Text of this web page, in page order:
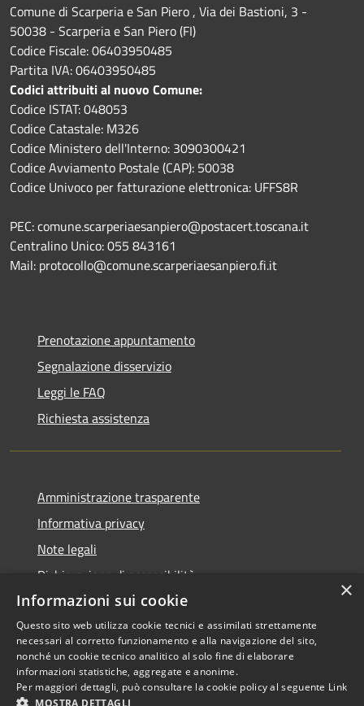
Comune di Scarperia e San Piero , Via dei Bastioni, 3 -
50038 - Scarperia e San Piero (FI)
Codice Fiscale: 06403950485
Partita IVA: 06403950485
Codici attribuiti al nuovo Comune:
Codice ISTAT: 048053
Codice Catastale: M326
Codice Ministero dell'Interno: 3090300421
Codice Avviamento Postale (CAP): 50038
Codice Univoco per fatturazione elettronica: UFFS8R
PEC: comune.scarperiaesanpiero@postacert.toscana.it
Centralino Unico: 055 843161
Mail: protocollo@comune.scarperiaesanpiero.fi.it
Prenotazione appuntamento
Segnalazione disservizio
Leggi le FAQ
Richiesta assistenza
Amministrazione trasparente
Informativa privacy
Note legali
Dichiarazione di accessibilità
RSS
Accessibilità
Privacy
Copyright © 2026 • Comune di
Scarperia e San Piero •
Powered byMunicipium
×
Informazioni sui cookie
Questo sito web utilizza cookie tecnici e assimilati strettamente
necessari al corretto funzionamento e alla navigazione del sito,
nonché un cookie tecnico analitico al solo fine di elaborare
informazioni statistiche, aggregate e anonime.
Per maggiori dettagli, può consultare la cookie policy al seguente Link
MOSTRA DETTAGLI